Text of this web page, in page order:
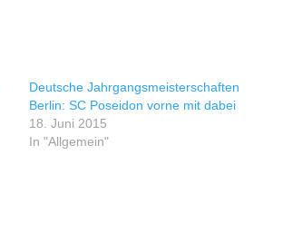
Deutsche Jahrgangsmeisterschaften
Berlin: SC Poseidon vorne mit dabei
18. Juni 2015
In "Allgemein"